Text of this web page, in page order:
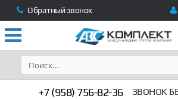
Обратный звонок
+7 (958) 756-82-36 ЗВОНОК